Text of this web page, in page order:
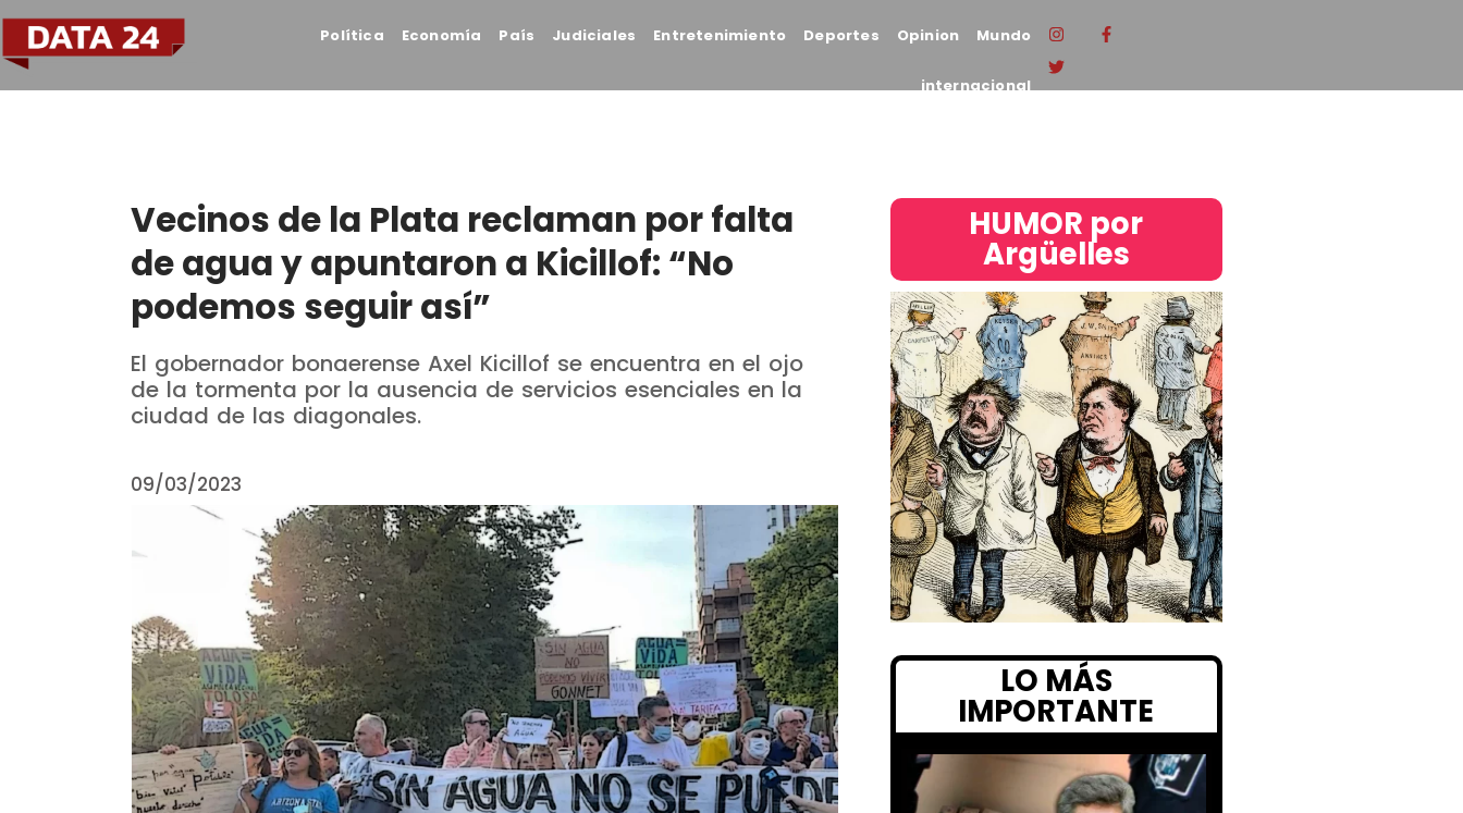
Política Economía País Judiciales Entretenimiento Deportes Opinion Mundo
internacional
Vecinos de la Plata reclaman por falta
de agua y apuntaron a Kicillof: “No
podemos seguir así”
El gobernador bonaerense Axel Kicillof se encuentra en el ojo
de la tormenta por la ausencia de servicios esenciales en la
ciudad de las diagonales.
09/03/2023
HUMOR por
Argüelles​
LO MÁS
IMPORTANTE